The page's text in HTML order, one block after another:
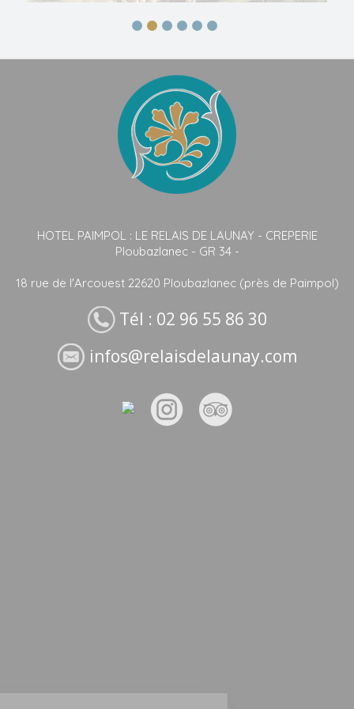
HOTEL PAIMPOL : LE RELAIS DE LAUNAY - CREPERIE
Ploubazlanec - GR 34 -
18 rue de l'Arcouest 22620 Ploubazlanec (près de Paimpol)
Tél : 02 96 55 86 30
infos@relaisdelaunay.com